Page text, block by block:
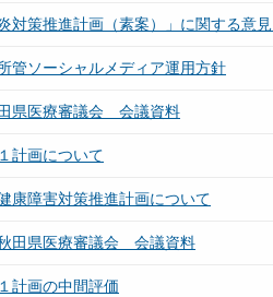
対策推進計画（素案）」に関する意
管ソーシャルメディア運用方針
県医療審議会 会議資料
計画について
康障害対策推進計画について
田県医療審議会 会議資料
計画の中間評価